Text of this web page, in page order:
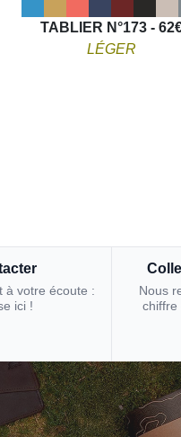
TABLIER N°173 -
LÉGER
à votre écoute :
ici !
Nous
chiffre